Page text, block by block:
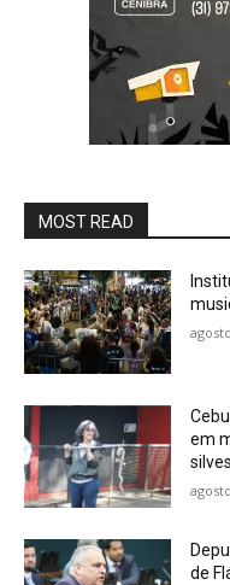
MOST READ
em
de